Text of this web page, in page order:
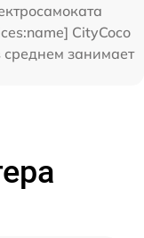
CityCoco
среднем занимает